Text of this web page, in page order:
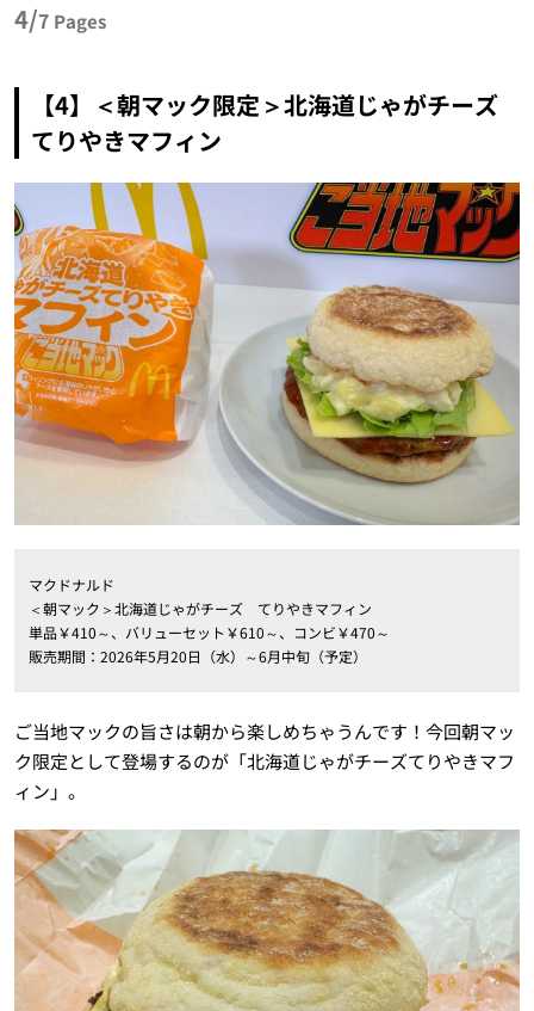
4/7 Pages
【4】＜朝マック限定＞北海道じゃがチーズ
てりやきマフィン
マクドナルド
＜朝マック＞北海道じゃがチーズ てりやきマフィン
単品￥410～、バリューセット￥610～、コンビ￥470～
販売期間：2026年5月20日（水）～6月中旬（予定）
ご当地マックの旨さは朝から楽しめちゃうんです！今回朝マッ
ク限定として登場するのが「北海道じゃがチーズてりやきマフ
ィン」。